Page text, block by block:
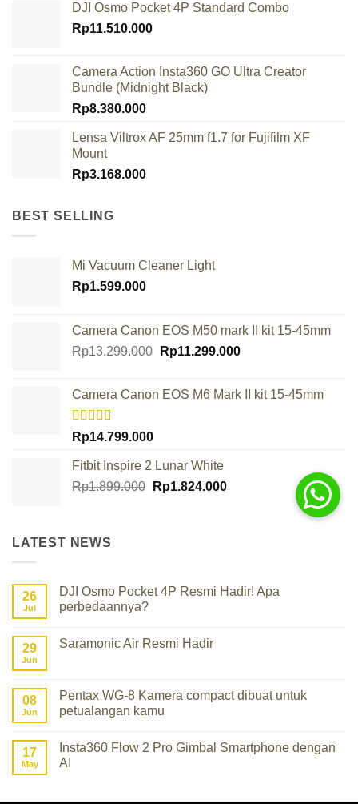
DJI Osmo Pocket 4P Standard Combo
Rp11.510.000
Camera Action Insta360 GO Ultra Creator
Bundle (Midnight Black)
Rp8.380.000
Lensa Viltrox AF 25mm f1.7 for Fujifilm XF
Mount
Rp3.168.000
BEST SELLING
Mi Vacuum Cleaner Light
Rp1.599.000
Camera Canon EOS M50 mark II kit 15-45mm
Rp13.299.000 Original
Rp13.299.000.
Rp11.299.000Current
Rp11.299.000.
Camera Canon EOS M6 Mark II kit 15-45mm
Rated
4.00
of 5
Rp14.799.000
Fitbit Inspire 2 Lunar White
Rp1.899.000 Original
Rp1.824.000Current
LATEST NEWS
26
Jul
DJI Osmo Pocket 4P Resmi Hadir! Apa
perbedaannya?
on
Resmi
Hadir!
Apa
29
Jun
Saramonic Air Resmi Hadir
Saramonic
Air
Resmi
08
Jun
Pentax WG-8 Kamera compact dibuat untuk
petualangan kamu
on
Pentax
WG-
17
May
Insta360 Flow 2 Pro Gimbal Smartphone dengan
AI